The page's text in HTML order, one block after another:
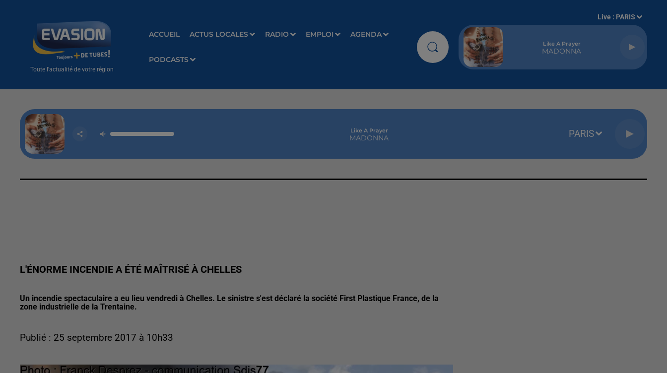
Toute l'actualité de votre région
ACCUEIL ACTUS LOCALES RADIO EMPLOI AGENDA
PODCASTS
Live : PARIS
Like A Prayer
MADONNA
Like A Prayer
MADONNA PARIS
L'ÉNORME INCENDIE A ÉTÉ MAÎTRISÉ À CHELLES
Un incendie spectaculaire a eu lieu vendredi à Chelles. Le sinistre s'est déclaré la société First Plastique France, de la
zone industrielle de la Trentaine.
Publié : 25 septembre 2017 à 10h33